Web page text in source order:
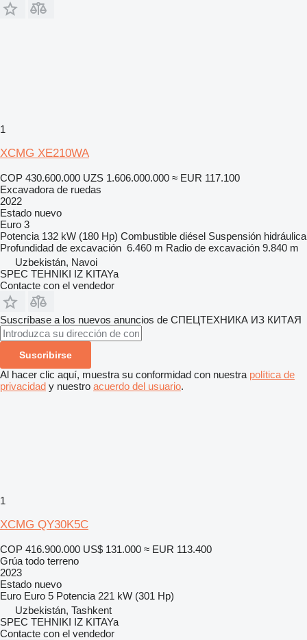
1
XCMG XE210WA
COP 430.600.000 UZS 1.606.000.000 ≈ EUR 117.100
Excavadora de ruedas
2022
Estado nuevo
Euro 3
Potencia 132 kW (180 Hp) Combustible diésel Suspensión hidráulica
Profundidad de excavación 6.460 m Radio de excavación 9.840 m
Uzbekistán, Navoi
SPEC TEHNIKI IZ KITAYa
Contacte con el vendedor
Suscríbase a los nuevos anuncios de СПЕЦТЕХНИКА ИЗ КИТАЯ
Suscribirse
Al hacer clic aquí, muestra su conformidad con nuestra política de
privacidad y nuestro acuerdo del usuario.
1
XCMG QY30K5C
COP 416.900.000 US$ 131.000 ≈ EUR 113.400
Grúa todo terreno
2023
Estado nuevo
Euro Euro 5 Potencia 221 kW (301 Hp)
Uzbekistán, Tashkent
SPEC TEHNIKI IZ KITAYa
Contacte con el vendedor